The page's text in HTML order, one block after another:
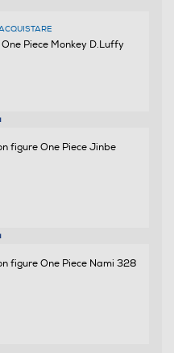
One Piece Monkey D.Luffy
figure One Piece Jinbe
figure One Piece Nami 328